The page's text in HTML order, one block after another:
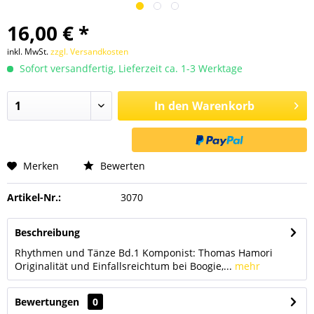
16,00 € *
inkl. MwSt.zzgl. Versandkosten
Sofort versandfertig, Lieferzeit ca. 1-3 Werktage
In den Warenkorb
Merken Bewerten
Artikel-Nr.: 3070
Beschreibung
Rhythmen und Tänze Bd.1 Komponist: Thomas Hamori
Originalität und Einfallsreichtum bei Boogie,... mehr
Bewertungen 0